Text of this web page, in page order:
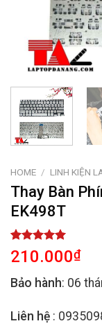
HOME / LINH KIỆN
Thay Bàn
EK498T
Rated
5.00
out of 5
2
customer
210.000₫
Bảo hành: 06
Liên hệ :